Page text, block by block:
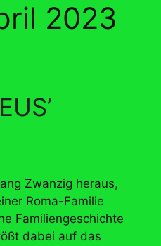
2023
Zwanzig heraus,
Roma-Familie
Familiengeschichte
dabei auf das